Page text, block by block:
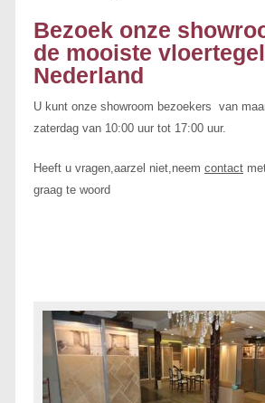
Bezoek onze
de mooiste
Nederland
U kunt onze showroom bezoekers van
zaterdag van 10:00 uur tot 17:00 uur.
Heeft u vragen,aarzel niet,neem contact
graag te woord